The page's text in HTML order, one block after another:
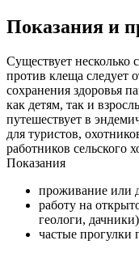
Показания и
Существует несколько
против клеща следует
сохранения здоровья
как детям, так и
путешествует в
для туристов,
работников сельского
Показания
проживание или
работу на
геологи,
частые прогулки